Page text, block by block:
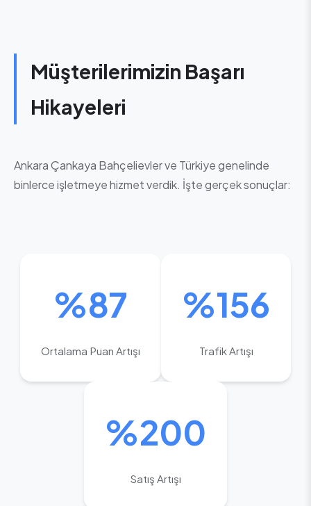
Müşterilerimizin Başarı
Hikayeleri
Ankara Çankaya Bahçelievler ve Türkiye genelinde
binlerce işletmeye hizmet verdik. İşte gerçek sonuçlar:
%87
Ortalama Puan Artışı
%156
Trafik Artışı
%200
Satış Artışı